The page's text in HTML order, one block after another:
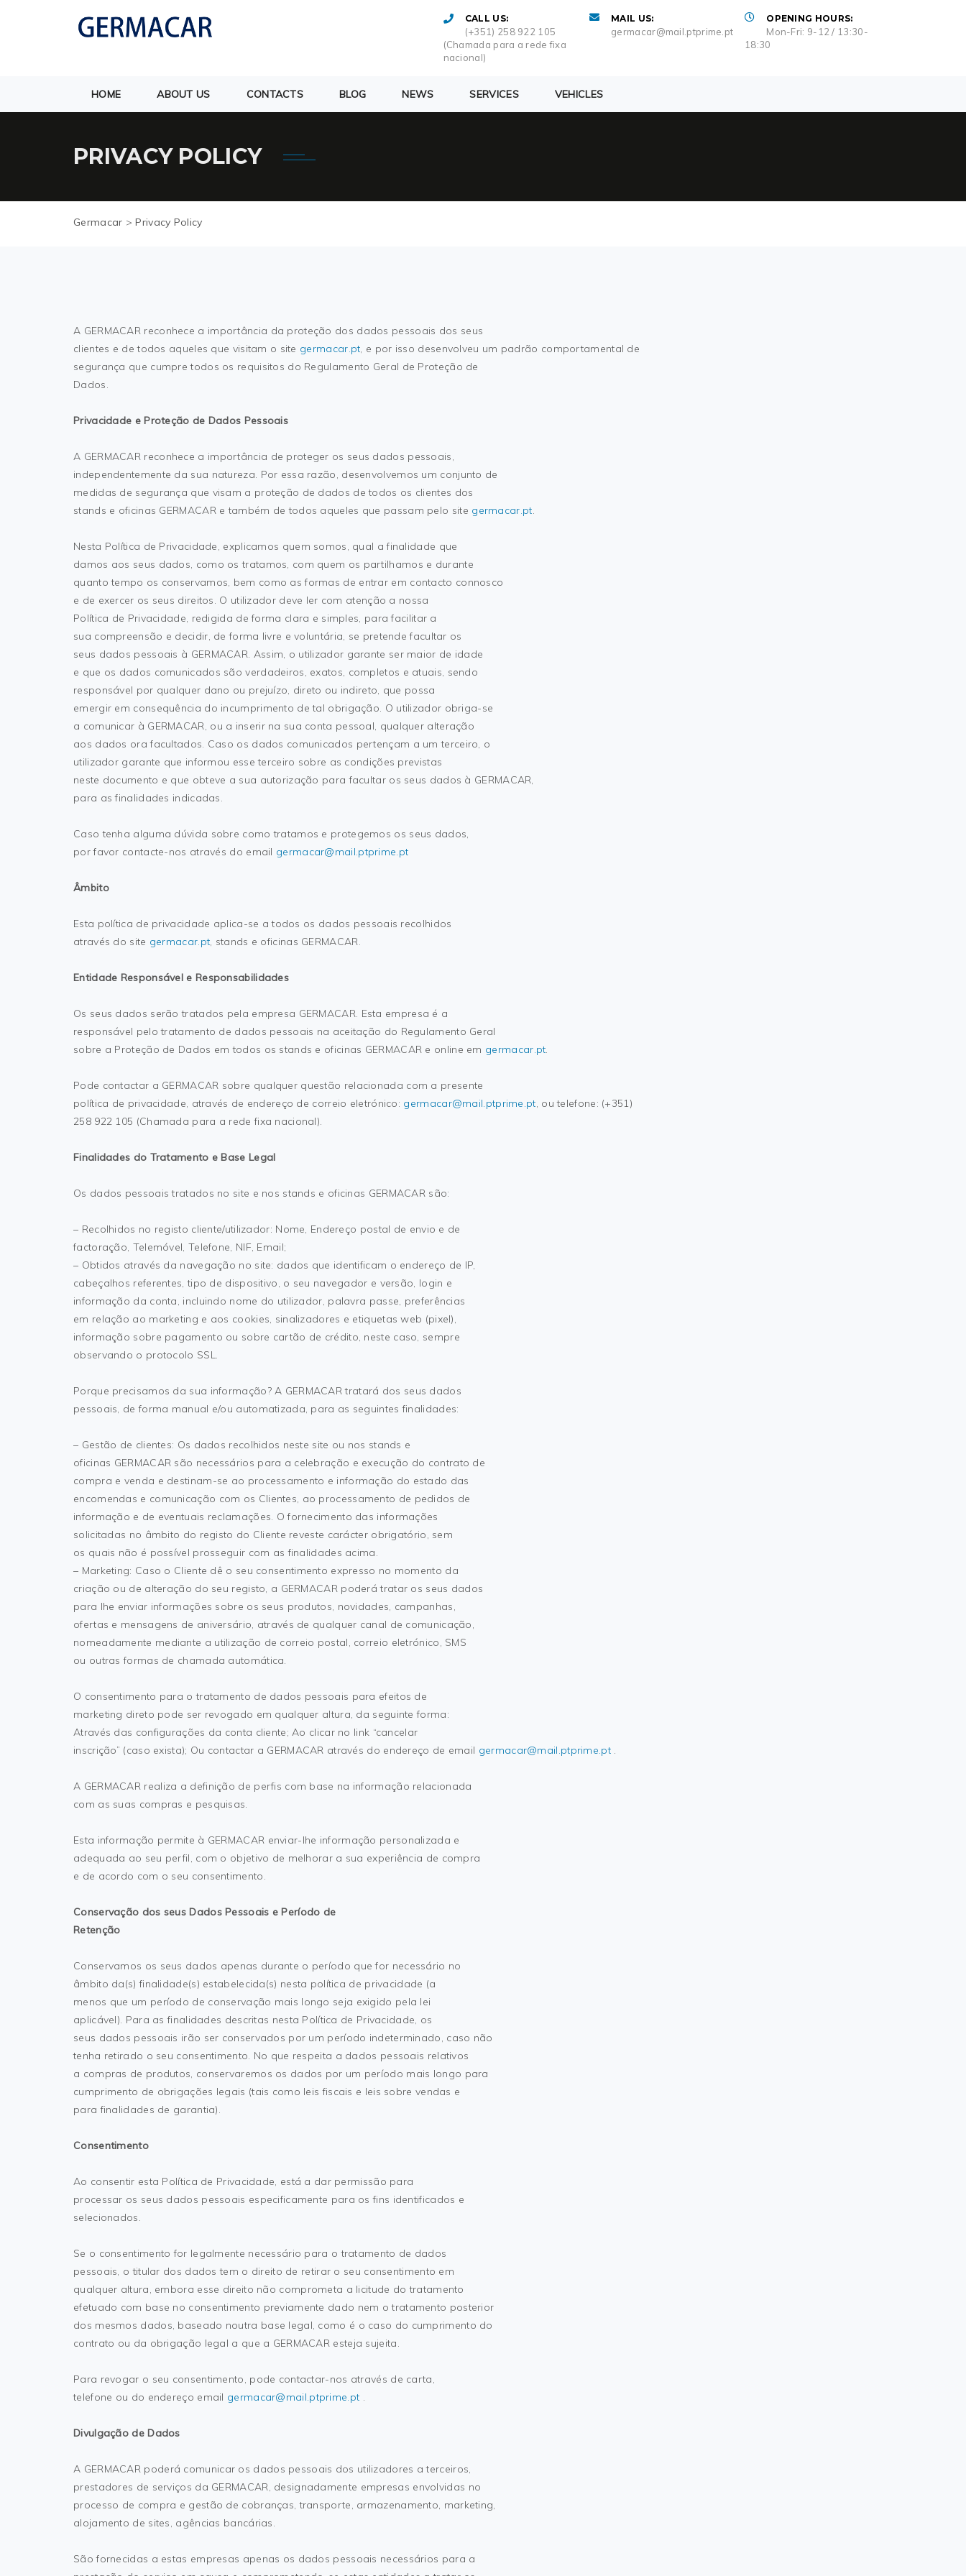
CALL US:
(+351) 258 922 105
(Chamada para a rede fixa
nacional)
MAIL US:
germacar@mail.ptprime.pt
OPENING HOURS:
Mon-Fri: 9-12 / 13:30-
18:30
HOME ABOUT US CONTACTS BLOG NEWS SERVICES VEHICLES
PRIVACY POLICY
Germacar >Privacy Policy
A GERMACAR reconhece a importância da proteção dos dados pessoais dos seus
clientes e de todos aqueles que visitam o site germacar.pt, e por isso desenvolveu um padrão comportamental de
segurança que cumpre todos os requisitos do Regulamento Geral de Proteção de
Dados.
Privacidade e Proteção de Dados Pessoais
A GERMACAR reconhece a importância de proteger os seus dados pessoais,
independentemente da sua natureza. Por essa razão, desenvolvemos um conjunto de
medidas de segurança que visam a proteção de dados de todos os clientes dos
stands e oficinas GERMACAR e também de todos aqueles que passam pelo site germacar.pt.
Nesta Política de Privacidade, explicamos quem somos, qual a finalidade que
damos aos seus dados, como os tratamos, com quem os partilhamos e durante
quanto tempo os conservamos, bem como as formas de entrar em contacto connosco
e de exercer os seus direitos. O utilizador deve ler com atenção a nossa
Política de Privacidade, redigida de forma clara e simples, para facilitar a
sua compreensão e decidir, de forma livre e voluntária, se pretende facultar os
seus dados pessoais à GERMACAR. Assim, o utilizador garante ser maior de idade
e que os dados comunicados são verdadeiros, exatos, completos e atuais, sendo
responsável por qualquer dano ou prejuízo, direto ou indireto, que possa
emergir em consequência do incumprimento de tal obrigação. O utilizador obriga-se
a comunicar à GERMACAR, ou a inserir na sua conta pessoal, qualquer alteração
aos dados ora facultados. Caso os dados comunicados pertençam a um terceiro, o
utilizador garante que informou esse terceiro sobre as condições previstas
neste documento e que obteve a sua autorização para facultar os seus dados à GERMACAR,
para as finalidades indicadas.
Caso tenha alguma dúvida sobre como tratamos e protegemos os seus dados,
por favor contacte-nos através do email germacar@mail.ptprime.pt
Âmbito
Esta política de privacidade aplica-se a todos os dados pessoais recolhidos
através do site germacar.pt, stands e oficinas GERMACAR.
Entidade Responsável e Responsabilidades
Os seus dados serão tratados pela empresa GERMACAR. Esta empresa é a
responsável pelo tratamento de dados pessoais na aceitação do Regulamento Geral
sobre a Proteção de Dados em todos os stands e oficinas GERMACAR e online em germacar.pt.
Pode contactar a GERMACAR sobre qualquer questão relacionada com a presente
política de privacidade, através de endereço de correio eletrónico: germacar@mail.ptprime.pt, ou telefone: (+351)
258 922 105 (Chamada para a rede fixa nacional).
Finalidades do Tratamento e Base Legal
Os dados pessoais tratados no site e nos stands e oficinas GERMACAR são:
– Recolhidos no registo cliente/utilizador: Nome, Endereço postal de envio e de
factoração, Telemóvel, Telefone, NIF, Email;
– Obtidos através da navegação no site: dados que identificam o endereço de IP,
cabeçalhos referentes, tipo de dispositivo, o seu navegador e versão, login e
informação da conta, incluindo nome do utilizador, palavra passe, preferências
em relação ao marketing e aos cookies, sinalizadores e etiquetas web (pixel),
informação sobre pagamento ou sobre cartão de crédito, neste caso, sempre
observando o protocolo SSL.
Porque precisamos da sua informação? A GERMACAR tratará dos seus dados
pessoais, de forma manual e/ou automatizada, para as seguintes finalidades:
– Gestão de clientes: Os dados recolhidos neste site ou nos stands e
oficinas GERMACAR são necessários para a celebração e execução do contrato de
compra e venda e destinam-se ao processamento e informação do estado das
encomendas e comunicação com os Clientes, ao processamento de pedidos de
informação e de eventuais reclamações. O fornecimento das informações
solicitadas no âmbito do registo do Cliente reveste carácter obrigatório, sem
os quais não é possível prosseguir com as finalidades acima.
– Marketing: Caso o Cliente dê o seu consentimento expresso no momento da
criação ou de alteração do seu registo, a GERMACAR poderá tratar os seus dados
para lhe enviar informações sobre os seus produtos, novidades, campanhas,
ofertas e mensagens de aniversário, através de qualquer canal de comunicação,
nomeadamente mediante a utilização de correio postal, correio eletrónico, SMS
ou outras formas de chamada automática.
O consentimento para o tratamento de dados pessoais para efeitos de
marketing direto pode ser revogado em qualquer altura, da seguinte forma:
Através das configurações da conta cliente; Ao clicar no link “cancelar
inscrição” (caso exista); Ou contactar a GERMACAR através do endereço de email germacar@mail.ptprime.pt.
A GERMACAR realiza a definição de perfis com base na informação relacionada
com as suas compras e pesquisas.
Esta informação permite à GERMACAR enviar-lhe informação personalizada e
adequada ao seu perfil, com o objetivo de melhorar a sua experiência de compra
e de acordo com o seu consentimento.
Conservação dos seus Dados Pessoais e Período de
Retenção
Conservamos os seus dados apenas durante o período que for necessário no
âmbito da(s) finalidade(s) estabelecida(s) nesta política de privacidade (a
menos que um período de conservação mais longo seja exigido pela lei
aplicável). Para as finalidades descritas nesta Política de Privacidade, os
seus dados pessoais irão ser conservados por um período indeterminado, caso não
tenha retirado o seu consentimento. No que respeita a dados pessoais relativos
a compras de produtos, conservaremos os dados por um período mais longo para
cumprimento de obrigações legais (tais como leis fiscais e leis sobre vendas e
para finalidades de garantia).
Consentimento
Ao consentir esta Política de Privacidade, está a dar permissão para
processar os seus dados pessoais especificamente para os fins identificados e
selecionados.
Se o consentimento for legalmente necessário para o tratamento de dados
pessoais, o titular dos dados tem o direito de retirar o seu consentimento em
qualquer altura, embora esse direito não comprometa a licitude do tratamento
efetuado com base no consentimento previamente dado nem o tratamento posterior
dos mesmos dados, baseado noutra base legal, como é o caso do cumprimento do
contrato ou da obrigação legal a que a GERMACAR esteja sujeita.
Para revogar o seu consentimento, pode contactar-nos através de carta,
telefone ou do endereço email germacar@mail.ptprime.pt .
Divulgação de Dados
A GERMACAR poderá comunicar os dados pessoais dos utilizadores a terceiros,
prestadores de serviços da GERMACAR, designadamente empresas envolvidas no
processo de compra e gestão de cobranças, transporte, armazenamento, marketing,
alojamento de sites, agências bancárias.
São fornecidas a estas empresas apenas os dados pessoais necessários para a